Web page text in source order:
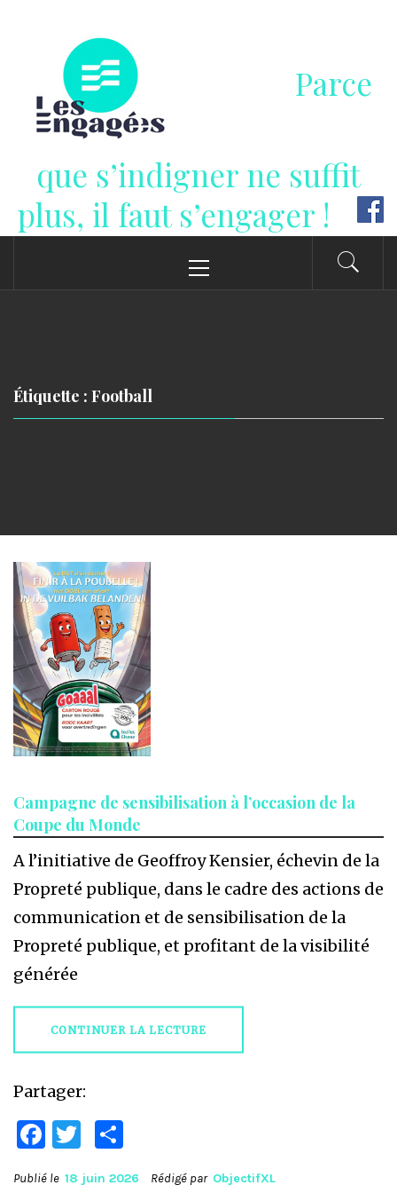
contenu
Parce
que s’indigner ne suffit
plus, il faut s’engager !
principal
Étiquette : Football
Campagne de sensibilisation à l’occasion de la
Coupe du Monde
A l’initiative de Geoffroy Kensier, échevin de la
Propreté publique, dans le cadre des actions de
communication et de sensibilisation de la
Propreté publique, et profitant de la visibilité
générée
CONTINUER LA LECTURE
Partager:
Facebook
Twitter
Publié le 18 juin 2026 Rédigé par ObjectifXL